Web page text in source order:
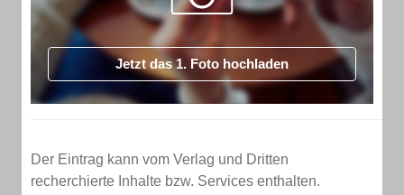
Jetzt das 1. Foto hochladen
Der Eintrag kann vom Verlag und Dritten
recherchierte Inhalte bzw. Services enthalten.